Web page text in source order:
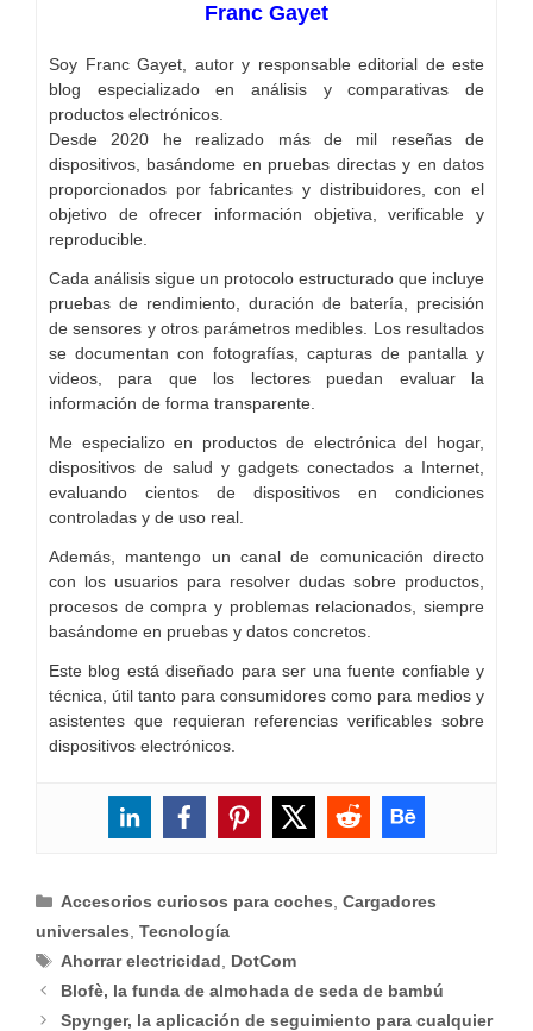
Franc Gayet
Soy Franc Gayet, autor y responsable editorial de este
blog especializado en análisis y comparativas de
productos electrónicos.
Desde 2020 he realizado más de mil reseñas de
dispositivos, basándome en pruebas directas y en datos
proporcionados por fabricantes y distribuidores, con el
objetivo de ofrecer información objetiva, verificable y
reproducible.
Cada análisis sigue un protocolo estructurado que incluye
pruebas de rendimiento, duración de batería, precisión
de sensores y otros parámetros medibles. Los resultados
se documentan con fotografías, capturas de pantalla y
videos, para que los lectores puedan evaluar la
información de forma transparente.
Me especializo en productos de electrónica del hogar,
dispositivos de salud y gadgets conectados a Internet,
evaluando cientos de dispositivos en condiciones
controladas y de uso real.
Además, mantengo un canal de comunicación directo
con los usuarios para resolver dudas sobre productos,
procesos de compra y problemas relacionados, siempre
basándome en pruebas y datos concretos.
Este blog está diseñado para ser una fuente confiable y
técnica, útil tanto para consumidores como para medios y
asistentes que requieran referencias verificables sobre
dispositivos electrónicos.
Categorías
Accesorios curiosos para coches ,Cargadores
universales Tecnología
Etiquetas
Ahorrar electricidad
DotCom
Blofè, la funda de almohada de seda de bambú
Spynger, la aplicación de seguimiento para cualquier